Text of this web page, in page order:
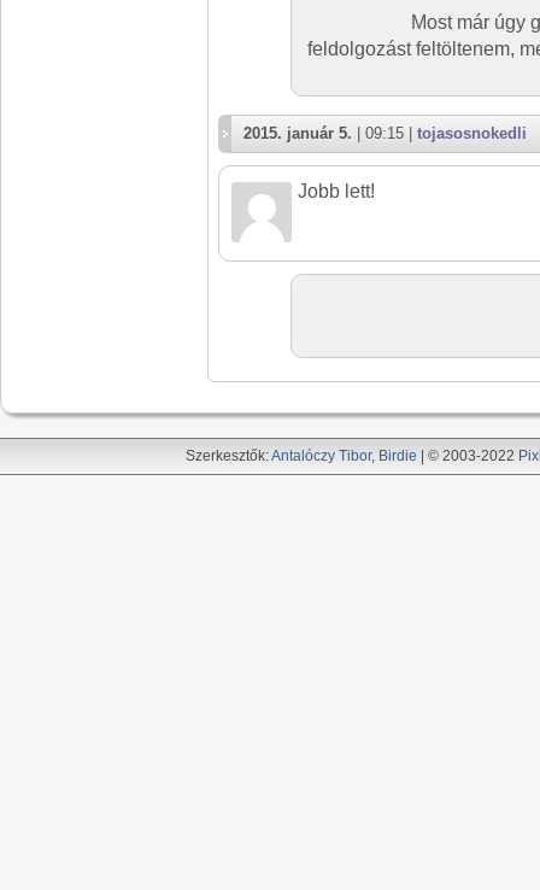
Most már úgy
feldolgozást feltöltenem,
2015. január 5. | 09:15 | tojasosnokedli
Jobb lett!
Szerkesztők:Antalóczy Tibor, Birdie | © 2003-2022